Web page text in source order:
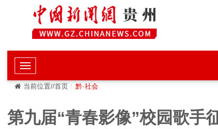
当前位置//首页 黔·社会
第九届“青春影像”校园歌手